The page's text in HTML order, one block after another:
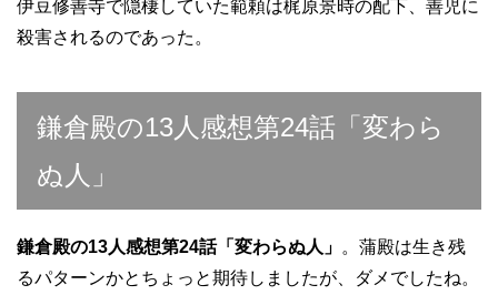
伊豆修善寺で隠棲していた範頼は梶原景時の配下、善児に
殺害されるのであった。
鎌倉殿の13人感想第24話「変わら
ぬ人」
鎌倉殿の13人感想第24話「変わらぬ人」 。蒲殿は生き残
るパターンかとちょっと期待しましたが、ダメでしたね。